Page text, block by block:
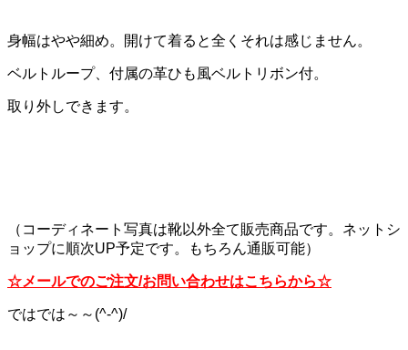
身幅はやや細め。開けて着ると全くそれは感じません。
ベルトループ、付属の革ひも風ベルトリボン付。
取り外しできます。
（コーディネート写真は靴以外全て販売商品です。ネットシ
ョップに順次UP予定です。もちろん通販可能）
☆メールでのご注文/お問い合わせはこちらから☆
ではでは～～(^-^)/